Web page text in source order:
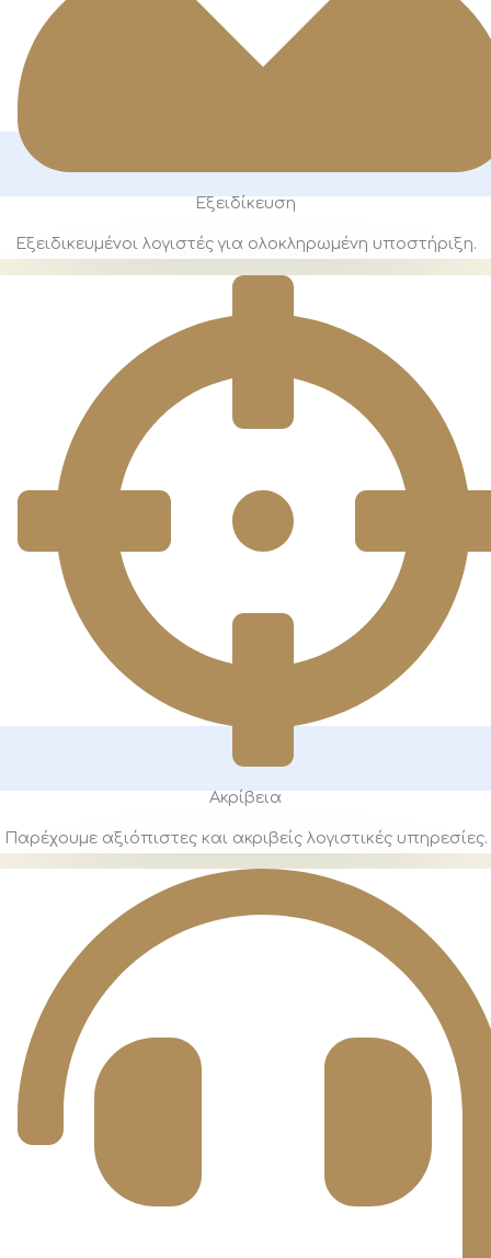
Εξειδίκευση
Εξειδικευμένοι λογιστές για ολοκληρωμένη υποστήριξη.
Ακρίβεια
Παρέχουμε αξιόπιστες και ακριβείς λογιστικές υπηρεσίες.